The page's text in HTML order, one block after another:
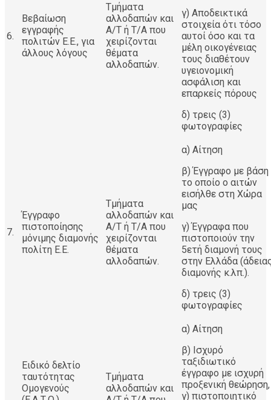
6.
Βεβαίωση
εγγραφής
πολιτών Ε.Ε., για
άλλους λόγους
Τμήματα
αλλοδαπών και
Α/Τ ή Τ/Α που
χειρίζονται
θέματα
αλλοδαπών.
γ) Αποδεικτικά
στοιχεία ότι τόσο
αυτοί όσο και τα
μέλη οικογένειας
τους διαθέτουν
υγειονομική
ασφάλιση και
επαρκείς πόρους
δ) τρεις (3)
φωτογραφίες
7.
Έγγραφο
πιστοποίησης
μόνιμης διαμονής
πολίτη Ε.Ε.
Τμήματα
αλλοδαπών και
Α/Τ ή Τ/Α που
χειρίζονται
θέματα
αλλοδαπών.
α) Αίτηση
β) Έγγραφο με βάση
το οποίο ο αιτών
εισήλθε στη Χώρα
μας
γ) Έγγραφα που
πιστοποιούν την
5ετή διαμονή τους
στην Ελλάδα
διαμονής κ.λπ.).
δ) τρεις (3)
φωτογραφίες
Ειδικό δελτίο
ταυτότητας
Ομογενούς
Τμήματα
αλλοδαπών και
α) Αίτηση
β) Ισχυρό
ταξιδιωτικό
έγγραφο με ισχυρή
προξενική θεώρηση,
γ) πιστοποιητικό